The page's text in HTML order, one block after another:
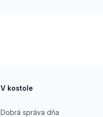
V kostole
Dobrá správa dňa